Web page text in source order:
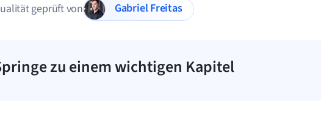
geprüft von
Gabriel Freitas
zu einem wichtigen Kapitel